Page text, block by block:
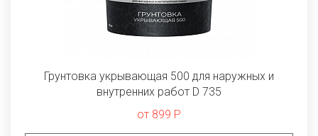
Грунтовка укрывающая 500 для наружных и
внутренних работ D 735
от 899 Р